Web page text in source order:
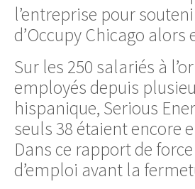
l’entreprise pour
d’Occupy Chicago
Sur les 250 salariés à
employés depuis
hispanique, Serious
seuls 38 étaient encore
Dans ce rapport de
d’emploi avant la